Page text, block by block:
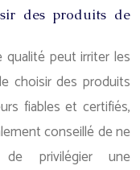
des produits de
qualité peut irriter les
choisir des produits
fiables et certifiés,
conseillé de ne
privilégier une